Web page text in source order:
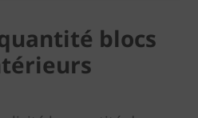
blocs